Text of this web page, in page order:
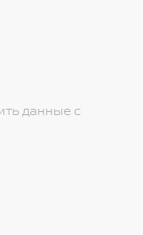
данные с